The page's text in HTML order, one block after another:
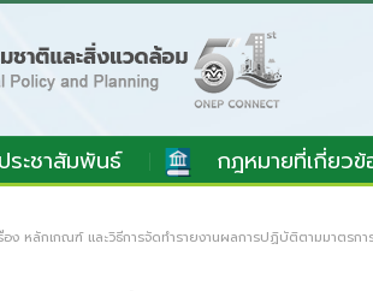
ระชาสัมพันธ์ กฎหมายที่เกี่ยว
ง หลักเกณฑ์ และวิธีการจัดทำรายงานผลการปฏิบัติตามมาตร